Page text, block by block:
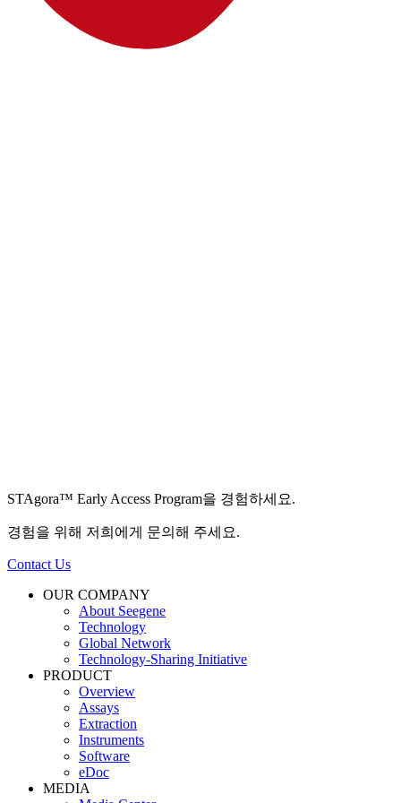
STAgora™ Early Access Program을 경험하세요.
경험을 위해 저희에게 문의해 주세요.
Contact Us
OUR COMPANY
About Seegene
Technology
Global Network
Technology-Sharing Initiative
PRODUCT
Overview
Assays
Extraction
Instruments
Software
eDoc
MEDIA